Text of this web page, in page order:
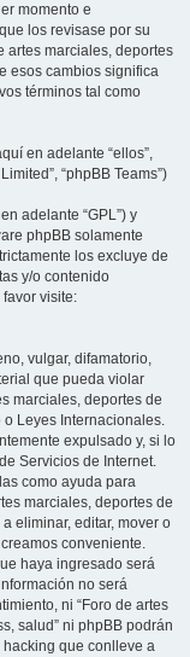
momento e
los revisase por su
artes marciales, deportes
esos cambios significa
términos tal como
en adelante “ellos”,
“phpBB Teams”)
adelante “GPL”) y
phpBB solamente
los excluye de
y/o contenido
visite:
vulgar, difamatorio,
que pueda violar
marciales, deportes de
o Leyes Internacionales.
expulsado y, si lo
Servicios de Internet.
como ayuda para
marciales, deportes de
eliminar, editar, mover o
conveniente.
haya ingresado será
no será
ni “Foro de artes
salud” ni phpBB podrán
que conlleve a